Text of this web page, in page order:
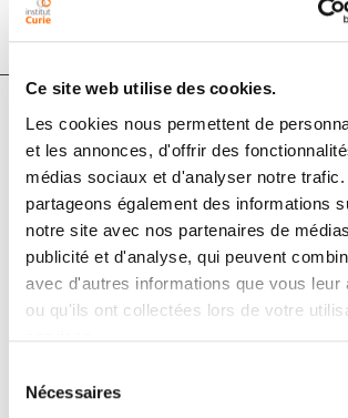
Ce site web utilise des cookies.
Les cookies nous permettent de
et les annonces, d'offrir des
médias sociaux et d'analyser notre trafic.
partageons également des informations
notre site avec nos partenaires de
publicité et d'analyse, qui peuvent
avec d'autres informations que vous leur
ou qu'ils ont collectées lors de votre
Nécessaires
Auteurs
Adriana K. Langer